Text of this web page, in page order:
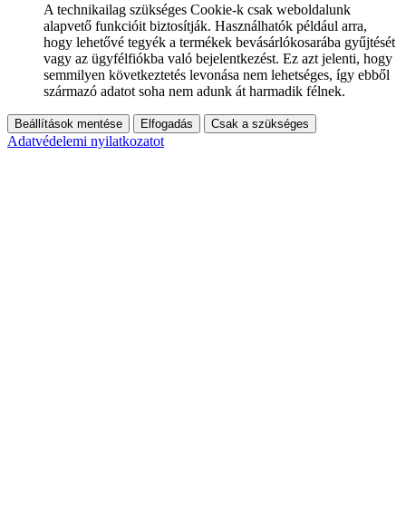
A technikailag szükséges Cookie-k csak weboldalunk
alapvető funkcióit biztosítják. Használhatók például arra,
hogy lehetővé tegyék a termékek bevásárlókosarába gyűjtését
vagy az ügyfélfiókba való bejelentkezést. Ez azt jelenti, hogy
semmilyen következtetés levonása nem lehetséges, így ebből
származó adatot soha nem adunk át harmadik félnek.
Beállítások mentése Elfogadás Csak a szükséges
Adatvédelemi nyilatkozatot